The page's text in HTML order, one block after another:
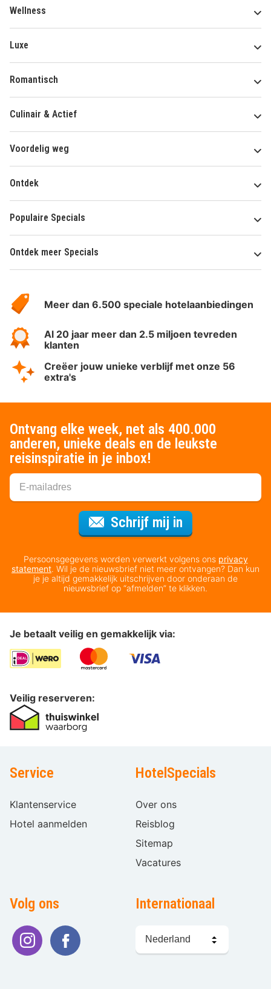
Wellness
Luxe
Romantisch
Culinair & Actief
Voordelig weg
Ontdek
Populaire Specials
Ontdek meer Specials
HotelSpecials
Meer dan 6.500 speciale hotelaanbiedingen
Al 20 jaar meer dan 2.5 miljoen tevreden
klanten
Creëer jouw unieke verblijf met onze 56
extra's
Ontvang elke week, net als 400.000
anderen, unieke deals en de leukste
reisinspiratie in je inbox!
Schrijf mij in
Persoonsgegevens worden verwerkt volgens ons privacy
statement. Wil je de nieuwsbrief niet meer ontvangen? Dan kun
je je altijd gemakkelijk uitschrijven door onderaan de
nieuwsbrief op “afmelden” te klikken.
Je betaalt veilig en gemakkelijk via:
Veilig reserveren:
Service
Klantenservice
Hotel aanmelden
HotelSpecials
Over ons
Reisblog
Sitemap
Vacatures
Volg ons Internationaal
kiezen